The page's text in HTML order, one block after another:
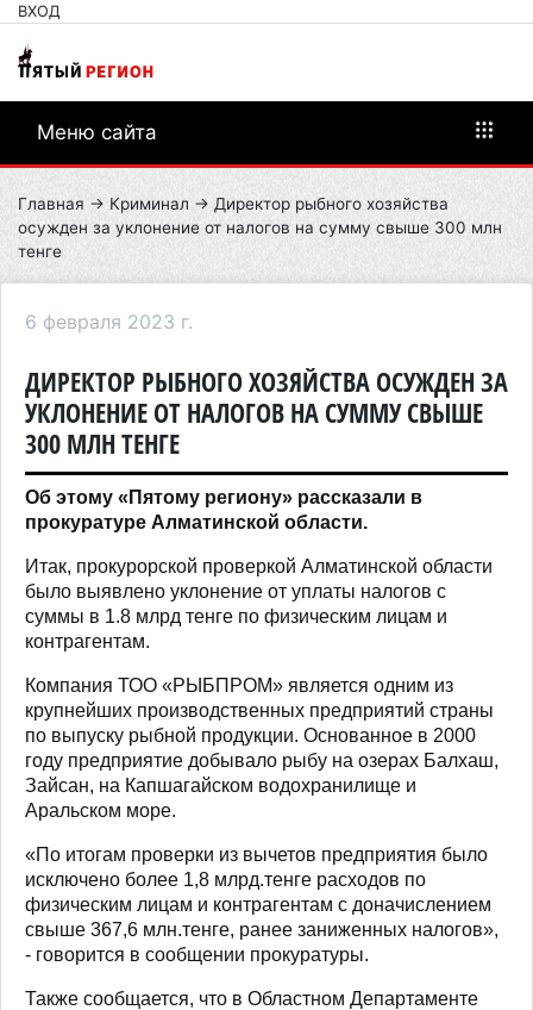
ВХОД
Меню сайта
Главная → Криминал → Директор рыбного хозяйства
осужден за уклонение от налогов на сумму свыше 300 млн
тенге
6 февраля 2023 г.
ДИРЕКТОР РЫБНОГО ХОЗЯЙСТВА ОСУЖДЕН ЗА
УКЛОНЕНИЕ ОТ НАЛОГОВ НА СУММУ СВЫШЕ
300 МЛН ТЕНГЕ
Об этому «Пятому региону» рассказали в
прокуратуре Алматинской области.
Итак, прокурорской проверкой Алматинской области
было выявлено уклонение от уплаты налогов с
суммы в 1.8 млрд тенге по физическим лицам и
контрагентам.
Компания ТОО «РЫБПРОМ» является одним из
крупнейших производственных предприятий страны
по выпуску рыбной продукции. Основанное в 2000
году предприятие добывало рыбу на озерах Балхаш,
Зайсан, на Капшагайском водохранилище и
Аральском море.
«По итогам проверки из вычетов предприятия было
исключено более 1,8 млрд.тенге расходов по
физическим лицам и контрагентам с доначислением
свыше 367,6 млн.тенге, ранее заниженных налогов»,
- говорится в сообщении прокуратуры.
Также сообщается, что в Областном Департаменте